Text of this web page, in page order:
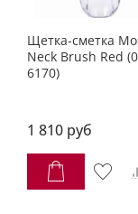
Щетка-сметка
Neck Brush Red
6170)
1 810 руб